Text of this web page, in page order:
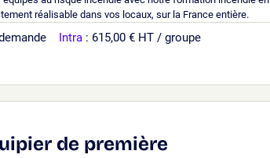
réalisable dans vos locaux, sur la France entière.
Intra : 615,00 € HT / groupe
de première